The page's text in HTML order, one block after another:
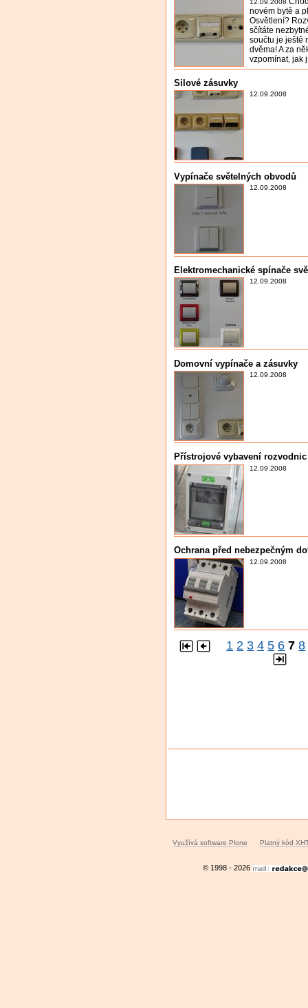
12.09.2008
novém bytě a
Osvětlení?
sčítáte
součtu je ještě
dvěma! A za
vzpomínat, jak
Silové zásuvky
12.09.2008
Vypínače světelných obvodů
12.09.2008
Elektromechanické spínače
12.09.2008
Domovní vypínače a zásuvky
12.09.2008
Přístrojové vybavení
12.09.2008
Ochrana před nebezpečným
12.09.2008
1 2 3 4 5 6 7 8
Využívá software Plone Platný kód
© 1998 - 2026